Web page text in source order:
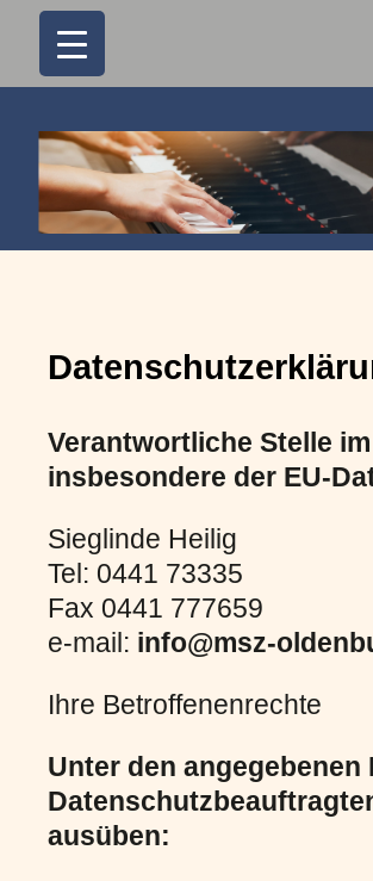
Verantwortliche Stelle
insbesondere der EU-
Sieglinde Heilig
Tel: 0441 73335
Fax 0441 777659
e-mail: info@msz-
Ihre Betroffenenrechte
Unter den
ausüben: